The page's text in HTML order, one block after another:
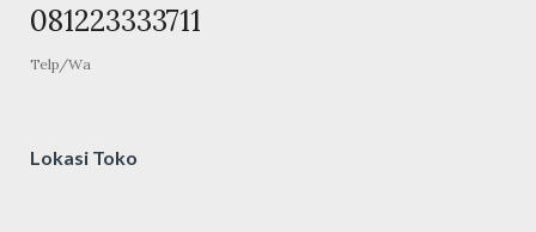
081223333711
Telp/Wa
Lokasi Toko